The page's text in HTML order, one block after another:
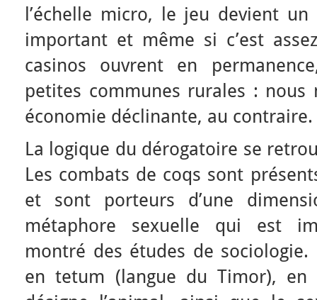
l’échelle micro, le jeu devient
important et même si c’est
casinos ouvrent en
petites communes rurales : nous
économie déclinante, au contraire.
La logique du dérogatoire se
Les combats de coqs sont
et sont porteurs d’une
métaphore sexuelle qui est
montré des études de
en tetum (langue du Timor),